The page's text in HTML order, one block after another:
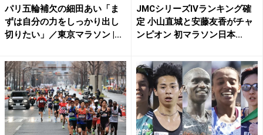
パリ五輪補欠の細田あい「ま
ずは自分の力をしっかり出し
切りたい」／東京マラソン |...
JMCシリーズⅣランキング確
定 小山直城と安藤友香がチャ
ンピオン 初マラソン日本...